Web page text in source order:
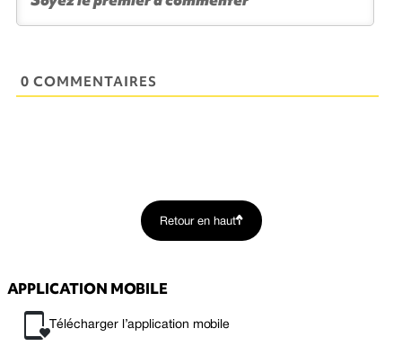
0 COMMENTAIRES
Retour en haut
APPLICATION MOBILE
Télécharger l’application mobile